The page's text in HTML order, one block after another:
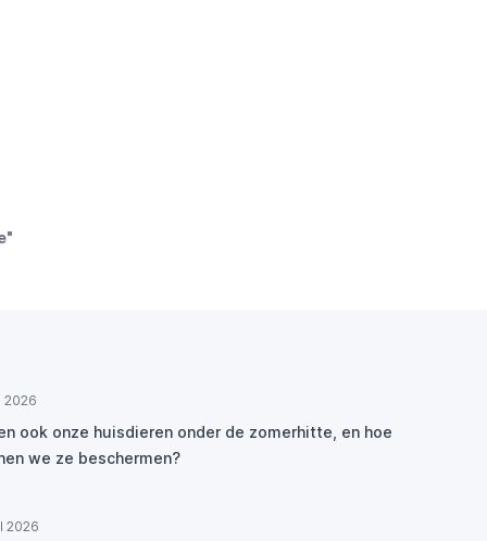
2026
ook onze huisdieren onder de zomerhitte, en hoe
we ze beschermen?
2026